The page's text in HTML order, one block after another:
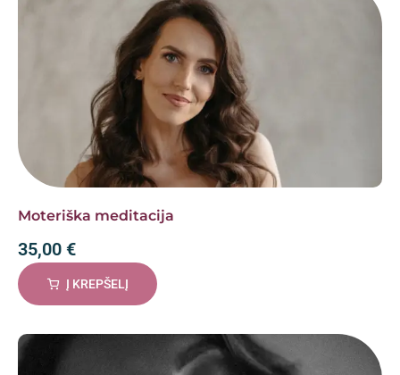
Moteriška meditacija
35,00 €
Į KREPŠELĮ